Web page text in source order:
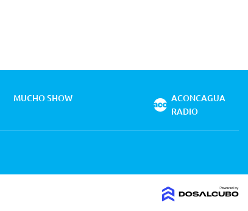
MUCHO SHOW
ACONCAGUA
RADIO